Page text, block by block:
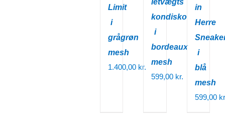
Limit
i
grågrøn
mesh
1.400,00 kr.
letvægts
kondisko
i
bordeaux
mesh
599,00 kr.
in
Herre
i
blå
mesh
599,00